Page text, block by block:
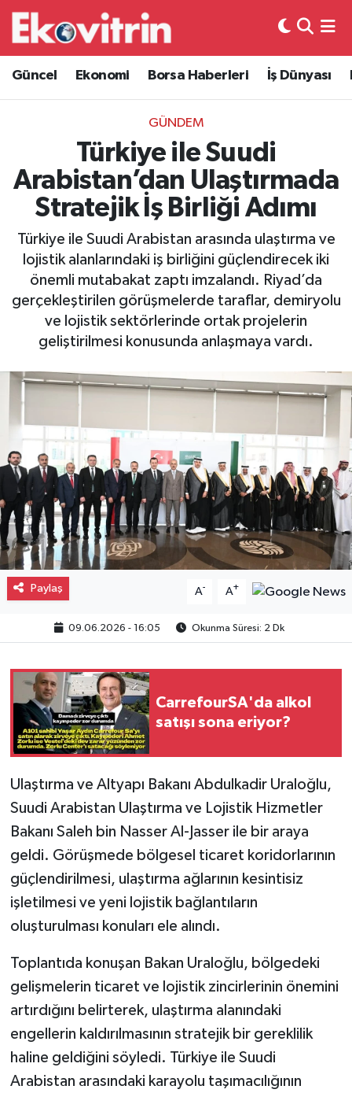
Güncel Ekonomi Borsa Haberleri İş Dünyası
GÜNDEM
Türkiye ile Suudi
Arabistan’dan Ulaştırmada
Stratejik İş Birliği Adımı
Türkiye ile Suudi Arabistan arasında ulaştırma ve
lojistik alanlarındaki iş birliğini güçlendirecek iki
önemli mutabakat zaptı imzalandı. Riyad’da
gerçekleştirilen görüşmelerde taraflar, demiryolu
ve lojistik sektörlerinde ortak projelerin
geliştirilmesi konusunda anlaşmaya vardı.
Paylaş A- A+
09.06.2026 - 16:05 Okunma Süresi: 2 Dk
CarrefourSA'da alkol
satışı sona eriyor?
Ulaştırma ve Altyapı Bakanı Abdulkadir Uraloğlu,
Suudi Arabistan Ulaştırma ve Lojistik Hizmetler
Bakanı Saleh bin Nasser Al-Jasser ile bir araya
geldi. Görüşmede bölgesel ticaret koridorlarının
güçlendirilmesi, ulaştırma ağlarının kesintisiz
işletilmesi ve yeni lojistik bağlantıların
oluşturulması konuları ele alındı.
Toplantıda konuşan Bakan Uraloğlu, bölgedeki
gelişmelerin ticaret ve lojistik zincirlerinin önemini
artırdığını belirterek, ulaştırma alanındaki
engellerin kaldırılmasının stratejik bir gereklilik
haline geldiğini söyledi. Türkiye ile Suudi
Arabistan arasındaki karayolu taşımacılığının
Güncel
Ekonomi
Borsa Haberleri
İş Dünyası
Lojistik
Otovitrin
Asayiş
Magazin
Gayrimenkul
Eğitim
Hava Durumu
Trafik Durumu
Süper Lig Puan Durumu ve Fikstür
Tüm Manşetler
Son Dakika Haberleri
Haber Arşivi